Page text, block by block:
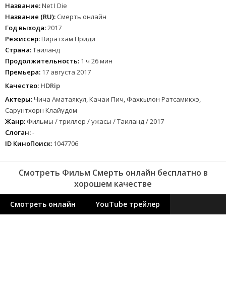
Название:Net I Die
Название (RU): Смерть онлайн
Год выхода:2017
Режиссер:Виратхам Приди
Страна:Таиланд
Продолжительность: 1 ч 26 мин
Премьера: 17 августа 2017
Качество: HDRip
Актеры:Чича Аматаякул, Качаи Пич, Фахкылон Ратсамикхэ,
Сарунтхорн Клайудом
Жанр: Фильмы / триллер / ужасы / Таиланд / 2017
Слоган:-
ID КиноПоиск: 1047706
Смотреть Фильм Смерть онлайн бесплатно в
хорошем качестве
Смотреть онлайн YouTube трейлер